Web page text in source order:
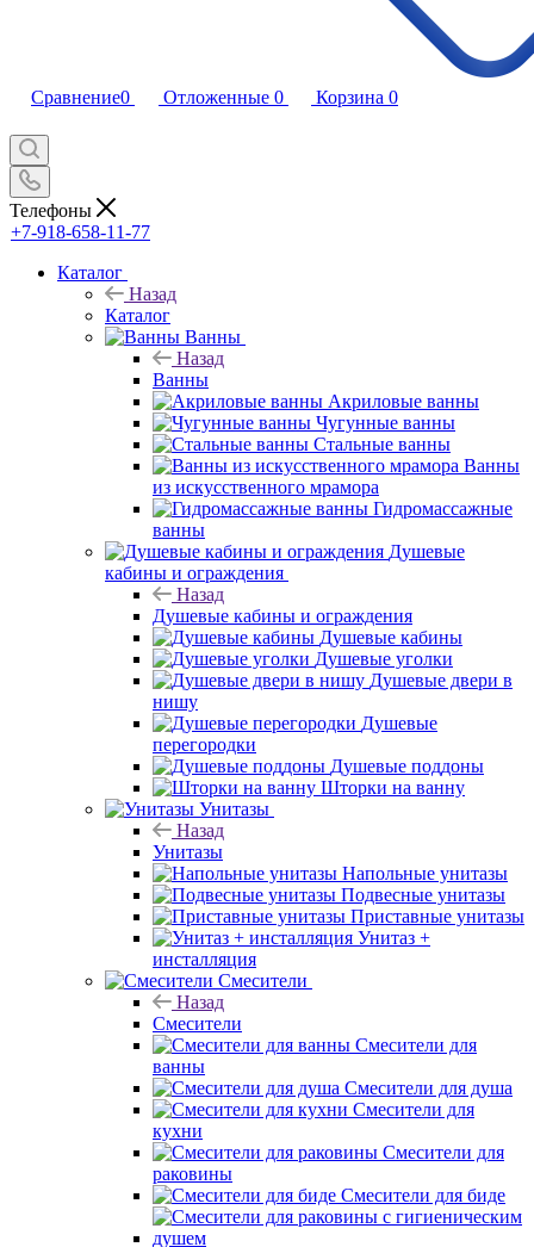
Сравнение0 Отложенные 0 Корзина 0
Телефоны
+7-918-658-11-77
Каталог
Назад
Каталог
Ванны
Назад
Ванны
Акриловые ванны
Чугунные ванны
Стальные ванны
Ванны
из искусственного мрамора
Гидромассажные
ванны
Душевые
кабины и ограждения
Назад
Душевые кабины и ограждения
Душевые кабины
Душевые уголки
Душевые двери в
нишу
Душевые
перегородки
Душевые поддоны
Шторки на ванну
Унитазы
Назад
Унитазы
Напольные унитазы
Подвесные унитазы
Приставные унитазы
Унитаз +
инсталляция
Смесители
Назад
Смесители
Смесители для
ванны
Смесители для душа
Смесители для
кухни
Смесители для
раковины
Смесители для биде